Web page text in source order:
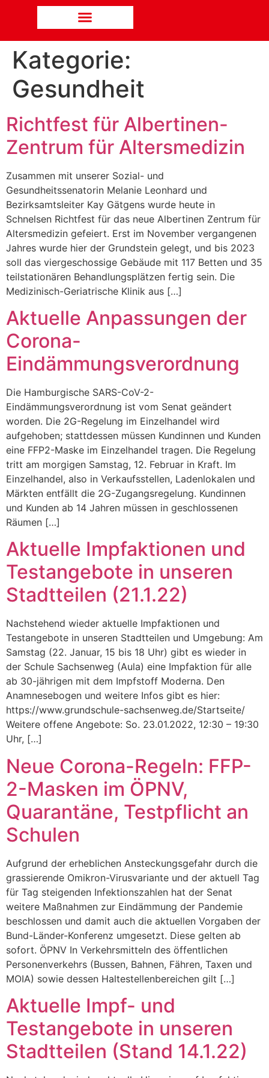
Kategorie:
Gesundheit
Richtfest für Albertinen-
Zentrum für Altersmedizin
Zusammen mit unserer Sozial- und
Gesundheitssenatorin Melanie Leonhard und
Bezirksamtsleiter Kay Gätgens wurde heute in
Schnelsen Richtfest für das neue Albertinen Zentrum für
Altersmedizin gefeiert. Erst im November vergangenen
Jahres wurde hier der Grundstein gelegt, und bis 2023
soll das viergeschossige Gebäude mit 117 Betten und 35
teilstationären Behandlungsplätzen fertig sein. Die
Medizinisch-Geriatrische Klinik aus […]
Aktuelle Anpassungen der
Corona-
Eindämmungsverordnung
Die Hamburgische SARS-CoV-2-
Eindämmungsverordnung ist vom Senat geändert
worden. Die 2G-Regelung im Einzelhandel wird
aufgehoben; stattdessen müssen Kundinnen und Kunden
eine FFP2-Maske im Einzelhandel tragen. Die Regelung
tritt am morgigen Samstag, 12. Februar in Kraft. Im
Einzelhandel, also in Verkaufsstellen, Ladenlokalen und
Märkten entfällt die 2G-Zugangsregelung. Kundinnen
und Kunden ab 14 Jahren müssen in geschlossenen
Räumen […]
Aktuelle Impfaktionen und
Testangebote in unseren
Stadtteilen (21.1.22)
Nachstehend wieder aktuelle Impfaktionen und
Testangebote in unseren Stadtteilen und Umgebung: Am
Samstag (22. Januar, 15 bis 18 Uhr) gibt es wieder in
der Schule Sachsenweg (Aula) eine Impfaktion für alle
ab 30-jährigen mit dem Impfstoff Moderna. Den
Anamnesebogen und weitere Infos gibt es hier:
https://www.grundschule-sachsenweg.de/Startseite/
Weitere offene Angebote: So. 23.01.2022, 12:30 – 19:30
Uhr, […]
Neue Corona-Regeln: FFP-
2-Masken im ÖPNV,
Quarantäne, Testpflicht an
Schulen
Aufgrund der erheblichen Ansteckungsgefahr durch die
grassierende Omikron-Virusvariante und der aktuell Tag
für Tag steigenden Infektionszahlen hat der Senat
weitere Maßnahmen zur Eindämmung der Pandemie
beschlossen und damit auch die aktuellen Vorgaben der
Bund-Länder-Konferenz umgesetzt. Diese gelten ab
sofort. ÖPNV In Verkehrsmitteln des öffentlichen
Personenverkehrs (Bussen, Bahnen, Fähren, Taxen und
MOIA) sowie dessen Haltestellenbereichen gilt […]
Aktuelle Impf- und
Testangebote in unseren
Stadtteilen (Stand 14.1.22)